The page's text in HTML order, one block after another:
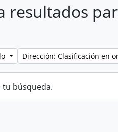
resultados
Dirección: Clasificación en
búsqueda.